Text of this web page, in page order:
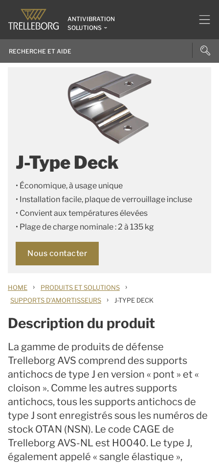
ANTIVIBRATION
SOLUTIONS
J-Type Deck
• Économique, à usage unique
• Installation facile, plaque de verrouillage incluse
• Convient aux températures élevées
• Plage de charge nominale : 2 à 135 kg
Nous contacter
HOME › PRODUITS ET SOLUTIONS ›
SUPPORTS D'AMORTISSEURS › J-TYPE DECK
Description du produit
La gamme de produits de défense
Trelleborg AVS comprend des supports
antichocs de type J en version « pont » et «
cloison ». Comme les autres supports
antichocs, tous les supports antichocs de
type J sont enregistrés sous les numéros de
stock OTAN (NSN). Le code CAGE de
Trelleborg AVS-NL est H0040. Le type J,
également appelé « sangle élastique »,